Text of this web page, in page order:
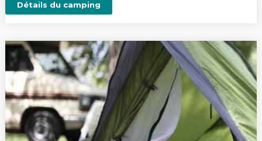
Détails du camping